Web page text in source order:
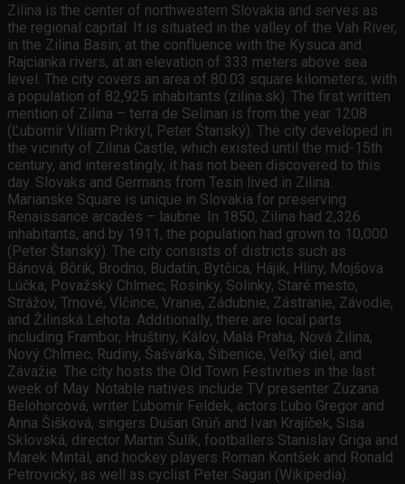
Zilina is the center of northwestern Slovakia and serves as
the regional capital. It is situated in the valley of the Vah River,
in the Zilina Basin, at the confluence with the Kysuca and
Rajcianka rivers, at an elevation of 333 meters above sea
level. The city covers an area of 80.03 square kilometers, with
a population of 82,925 inhabitants (zilina.sk). The first written
mention of Zilina – terra de Selinan is from the year 1208
(Ľubomír Viliam Prikryl, Peter Štanský). The city developed in
the vicinity of Zilina Castle, which existed until the mid-15th
century, and interestingly, it has not been discovered to this
day. Slovaks and Germans from Tesin lived in Zilina.
Marianske Square is unique in Slovakia for preserving
Renaissance arcades – laubne. In 1850, Zilina had 2,326
inhabitants, and by 1911, the population had grown to 10,000
(Peter Štanský). The city consists of districts such as
Bánová, Bôrik, Brodno, Budatín, Bytčica, Hájik, Hliny, Mojšova
Lúčka, Považský Chlmec, Rosinky, Solinky, Staré mesto,
Strážov, Trnové, Vlčince, Vranie, Zádubnie, Zástranie, Závodie,
and Žilinská Lehota. Additionally, there are local parts
including Frambor, Hruštiny, Kálov, Malá Praha, Nová Žilina,
Nový Chlmec, Rudiny, Šašvárka, Šibenice, Veľký diel, and
Závažie. The city hosts the Old Town Festivities in the last
week of May. Notable natives include TV presenter Zuzana
Belohorcová, writer Ľubomír Feldek, actors Ľubo Gregor and
Anna Šišková, singers Dušan Grúň and Ivan Krajíček, Sisa
Sklovská, director Martin Šulík, footballers Stanislav Griga and
Marek Mintál, and hockey players Roman Kontšek and Ronald
Petrovický, as well as cyclist Peter Sagan (Wikipedia).